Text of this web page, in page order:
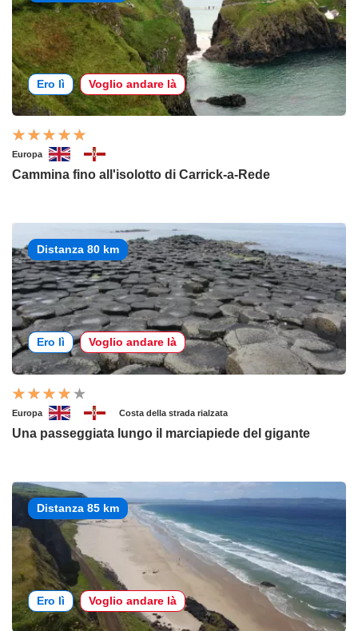
Ero lì Voglio andare là
Europa
Cammina fino all'isolotto di Carrick-a-Rede
Distanza 80 km
Ero lì Voglio andare là
Europa Costa della strada rialzata
Una passeggiata lungo il marciapiede del gigante
Distanza 85 km
Ero lì Voglio andare là